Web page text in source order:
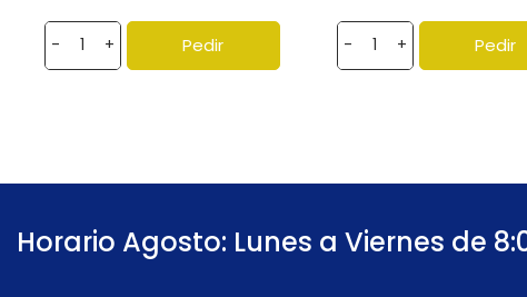
- + Pedir - + Pedir
Horario Agosto: Lunes a Viernes de